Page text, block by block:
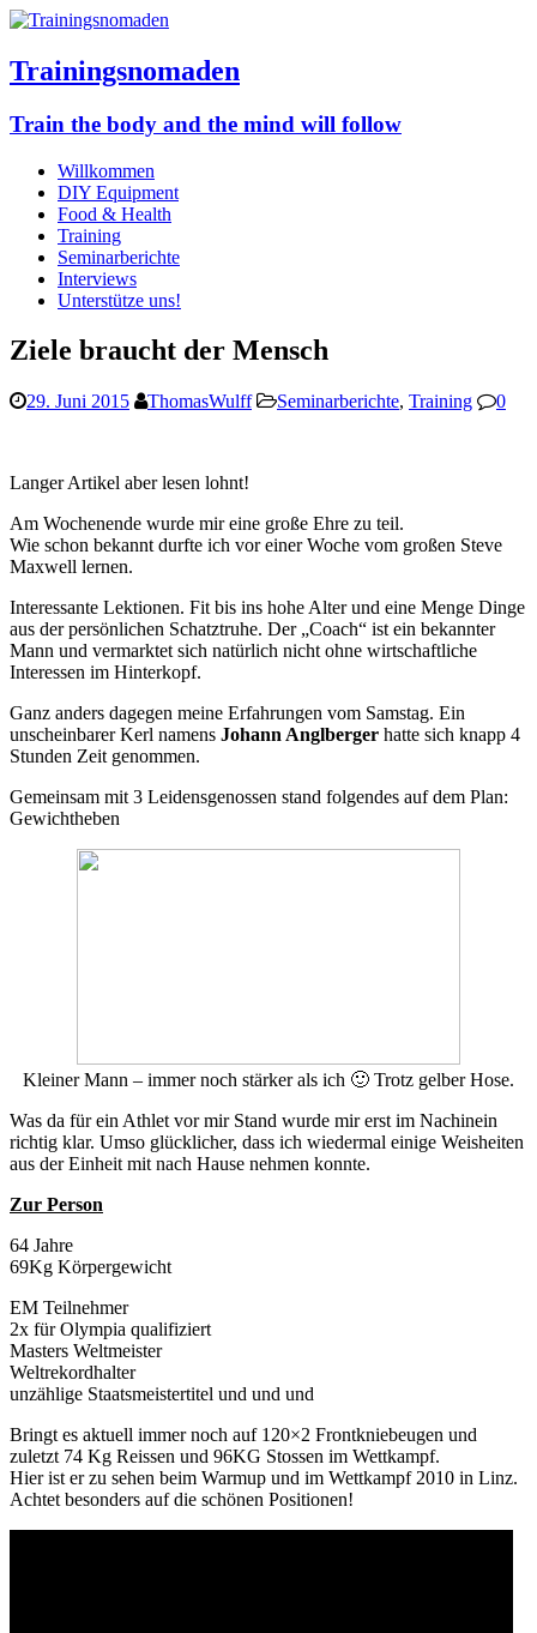
Trainingsnomaden
Train the body and the mind will follow
Willkommen
DIY Equipment
Food & Health
Training
Seminarberichte
Interviews
Unterstütze uns!
Ziele braucht der Mensch
29. Juni 2015 ThomasWulff Seminarberichte, Training 0
Langer Artikel aber lesen lohnt!
Am Wochenende wurde mir eine große Ehre zu teil.
Wie schon bekannt durfte ich vor einer Woche vom großen Steve
Maxwell lernen.
Interessante Lektionen. Fit bis ins hohe Alter und eine Menge Dinge
aus der persönlichen Schatztruhe. Der „Coach“ ist ein bekannter
Mann und vermarktet sich natürlich nicht ohne wirtschaftliche
Interessen im Hinterkopf.
Ganz anders dagegen meine Erfahrungen vom Samstag. Ein
unscheinbarer Kerl namens Johann Anglberger hatte sich knapp 4
Stunden Zeit genommen.
Gemeinsam mit 3 Leidensgenossen stand folgendes auf dem Plan:
Gewichtheben
Kleiner Mann – immer noch stärker als ich 🙂 Trotz gelber Hose.
Was da für ein Athlet vor mir Stand wurde mir erst im Nachinein
richtig klar. Umso glücklicher, dass ich wiedermal einige Weisheiten
aus der Einheit mit nach Hause nehmen konnte.
Zur Person
64 Jahre
69Kg Körpergewicht
EM Teilnehmer
2x für Olympia qualifiziert
Masters Weltmeister
Weltrekordhalter
unzählige Staatsmeistertitel und und und
Bringt es aktuell immer noch auf 120×2 Frontkniebeugen und
zuletzt 74 Kg Reissen und 96KG Stossen im Wettkampf.
Hier ist er zu sehen beim Warmup und im Wettkampf 2010 in Linz.
Achtet besonders auf die schönen Positionen!